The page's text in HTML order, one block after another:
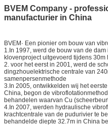
BVEM Company -
manufacturier in China
BVEM· Een pionier om bouw van
1.In 1997, werd de bouw van de
klovenproject uitgevoerd tijdens
2. voor het eerst in 2001, werd de
dingzhouelektrische centrale van
samenpersenmethode
3.In 2005, ontwikkelden wij het
China, begon de
behandelen waarvan Cu
4.In 2007, werden hydraulische
krachtcentrale van de pudurivier te
behandelde diepte 32.7m in China